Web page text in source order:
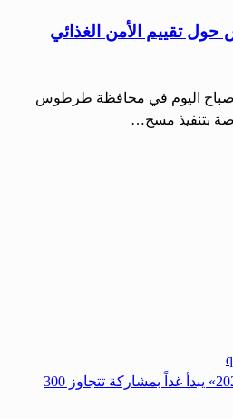
تقييم الأمن الغذائي
صباح اليوم في محافظة طرطوس
بتنفيذ مسح…